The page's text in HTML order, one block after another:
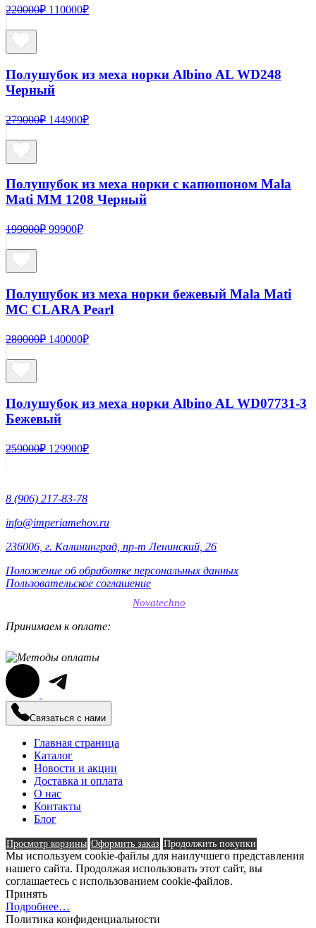
220000₽ Первоначальная
110000₽Текущая
Полушубок из меха норки Albino AL WD248
Черный
279000₽ Первоначальная
144900₽Текущая
Полушубок из меха норки с капюшоном Mala
Mati MM 1208 Черный
199000₽ Первоначальная
99900₽Текущая
Полушубок из меха норки бежевый Mala Mati
MC CLARA Pearl
280000₽ Первоначальная
140000₽Текущая
Полушубок из меха норки Albino AL WD07731-3
Бежевый
259000₽ Первоначальная
129900₽Текущая
8 (906) 217-83-78
info@imperiamehov.ru
236006, г. Калининград, пр-т Ленинский, 26
Положение об обработке персональных данных
Пользовательское соглашение
Novatechno
Принимаем к оплате:
Связаться с нами
Главная страница
Каталог
Новости и акции
Доставка и оплата
О нас
Контакты
Блог
Просмотр корзины Оформить заказ Продолжить покупки
Мы используем cookie-файлы для наилучшего представления
нашего сайта. Продолжая использовать этот сайт, вы
соглашаетесь с использованием cookie-файлов.
Принять
Подробнее…
Политика конфиденциальности